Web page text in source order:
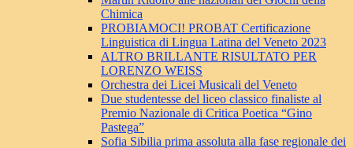
Chimica
PROBIAMOCI! PROBAT Certificazione
Linguistica di Lingua Latina del Veneto 2023
ALTRO BRILLANTE RISULTATO PER
LORENZO WEISS
Orchestra dei Licei Musicali del Veneto
Due studentesse del liceo classico finaliste al
Premio Nazionale di Critica Poetica “Gino
Pastega”
Sofia Sibilia prima assoluta alla fase regionale dei